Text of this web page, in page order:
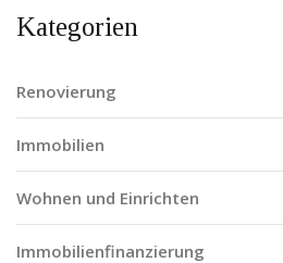
Kategorien
Renovierung
Immobilien
Wohnen und Einrichten
Immobilienfinanzierung